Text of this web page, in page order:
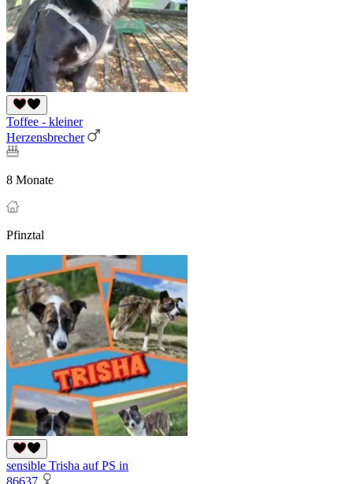
Toffee - kleiner
Herzensbrecher
8 Monate
Pfinztal
sensible Trisha auf PS in